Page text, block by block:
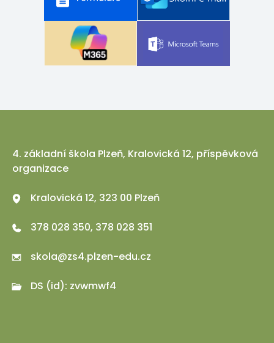
4. základní škola Plzeň, Kralovická 12, příspěvková
organizace
Kralovická 12, 323 00 Plzeň
378 028 350, 378 028 351
skola@zs4.plzen-edu.cz
DS (id): zvwmwf4